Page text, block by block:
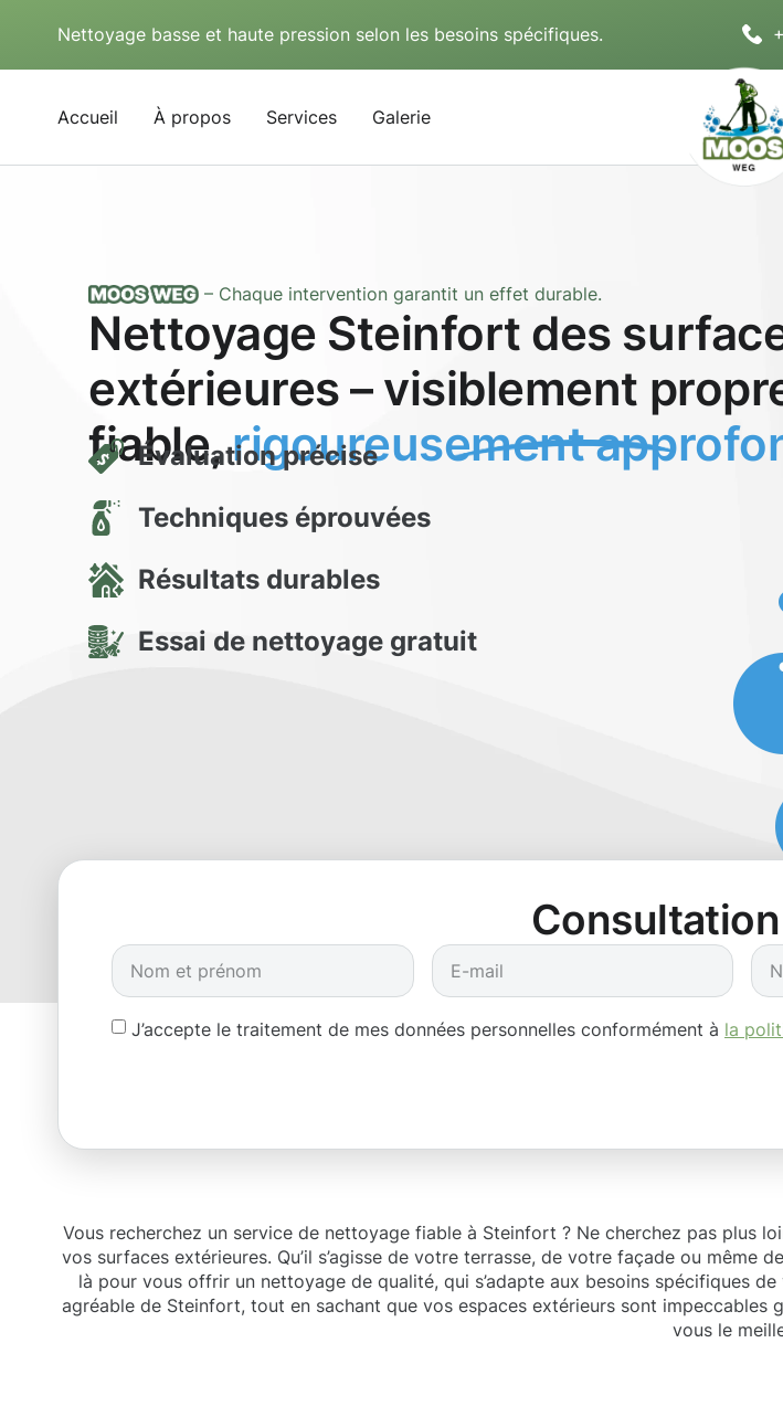
Nettoyage basse et haute pression selon les besoins spécifiques.
Accueil À propos Services Galerie
– Chaque intervention garantit un effet durable.
Nettoyage Steinfort des
extérieures – visiblement
fiable,rigoureusement
Évaluation précise
Techniques éprouvées
Résultats durables
Essai de nettoyage gratuit
Consultation
J’accepte le traitement de mes données personnelles conformément à la
Vous recherchez un service de nettoyage fiable à Steinfort ? Ne cherchez pas plus
vos surfaces extérieures. Qu’il s’agisse de votre terrasse, de votre façade ou
là pour vous offrir un nettoyage de qualité, qui s’adapte aux besoins spécifiques
agréable de Steinfort, tout en sachant que vos espaces extérieurs sont
vous le